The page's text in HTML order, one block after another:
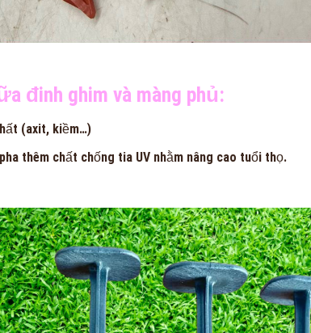
đinh ghim và màng phủ:
(axit, kiềm…)
thêm chất chống tia UV nhằm nâng cao tuổi thọ.